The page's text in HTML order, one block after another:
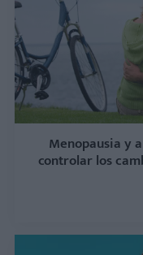
Menopausia y
controlar los